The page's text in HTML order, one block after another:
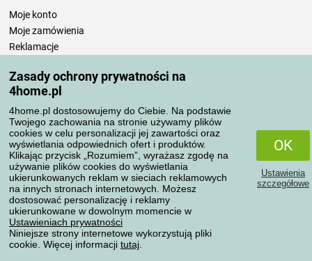
Zasady ochrony prywatności na
4home.pl
4home.pl dostosowujemy do Ciebie. Na podstawie
Twojego zachowania na stronie używamy plików
cookies w celu personalizacji jej zawartości oraz
wyświetlania odpowiednich ofert i produktów.
Klikając przycisk „Rozumiem”, wyrażasz zgodę na
używanie plików cookies do wyświetlania
ukierunkowanych reklam w sieciach reklamowych
na innych stronach internetowych. Możesz
dostosować personalizację i reklamy
ukierunkowane w dowolnym momencie w
Ustawieniach prywatności
Niniejsze strony internetowe wykorzystują pliki
cookie. Więcej informacji tutaj
OK
Ustawienia
szczegółowe
Moje konto
Moje zamówienia
Reklamacje
Zasady przetwarzania recenzji
Sposoby transportu
Metody płatności
Niezawodny sklep